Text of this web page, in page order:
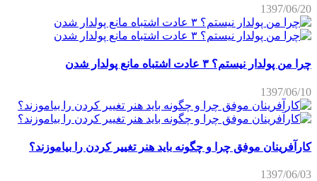
1397/06/20
چرا من پولدار نیستم؟ ۳ عادت اشتباه مانع پولدار شدن
1397/06/10
کارآفرینان موفق چرا و چگونه باید هنر تغییر کردن را بیاموزند؟
1397/06/03